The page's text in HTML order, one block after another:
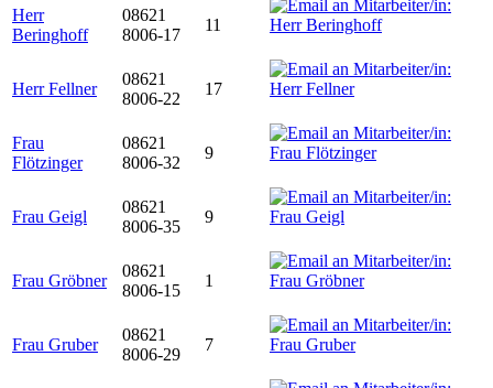
Herr
Beringhoff
08621
8006-17
11
Herr Fellner
08621
8006-22
17
Frau
Flötzinger
08621
8006-32
9
Frau Geigl
08621
8006-35
9
Frau Gröbner
08621
8006-15
1
Frau Gruber
08621
8006-29
7